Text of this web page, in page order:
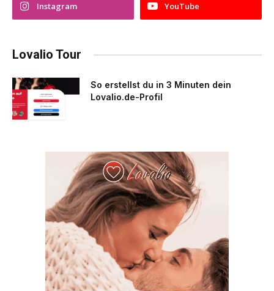
Instagram YouTube
Lovalio Tour
So erstellst du in 3 Minuten dein
Lovalio.de-Profil